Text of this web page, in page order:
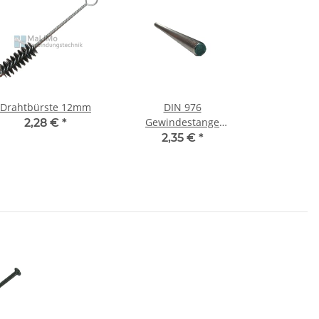
Drahtbürste 12mm
2,28 € *
DIN 976
Gewindestange
Edelstahl A2 1000 mm
2,35 € *